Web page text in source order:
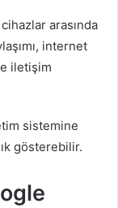
arasında
internet
iletişim
sistemine
gösterebilir.